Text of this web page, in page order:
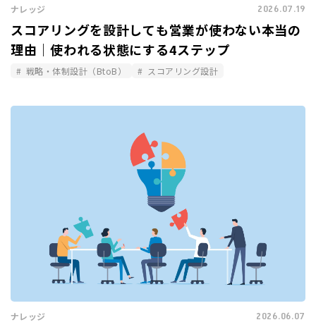
ナレッジ 2026.07.19
スコアリングを設計しても営業が使わない本当の
理由｜使われる状態にする4ステップ
戦略・体制設計（BtoB） スコアリング設計
ナレッジ 2026.06.07